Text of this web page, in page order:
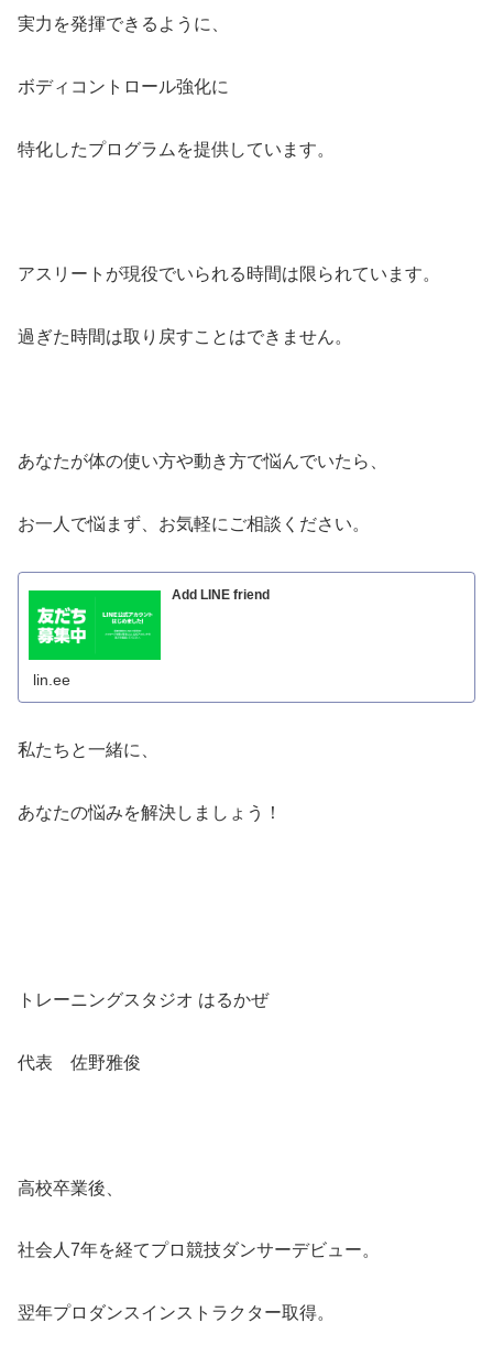
実力を発揮できるように、
ボディコントロール強化に
特化したプログラムを提供しています。
アスリートが現役でいられる時間は限られています。
過ぎた時間は取り戻すことはできません。
あなたが体の使い方や動き方で悩んでいたら、
お一人で悩まず、お気軽にご相談ください。
Add LINE friend
lin.ee
私たちと一緒に、
あなたの悩みを解決しましょう！
トレーニングスタジオ はるかぜ
代表 佐野雅俊
高校卒業後、
社会人7年を経てプロ競技ダンサーデビュー。
翌年プロダンスインストラクター取得。